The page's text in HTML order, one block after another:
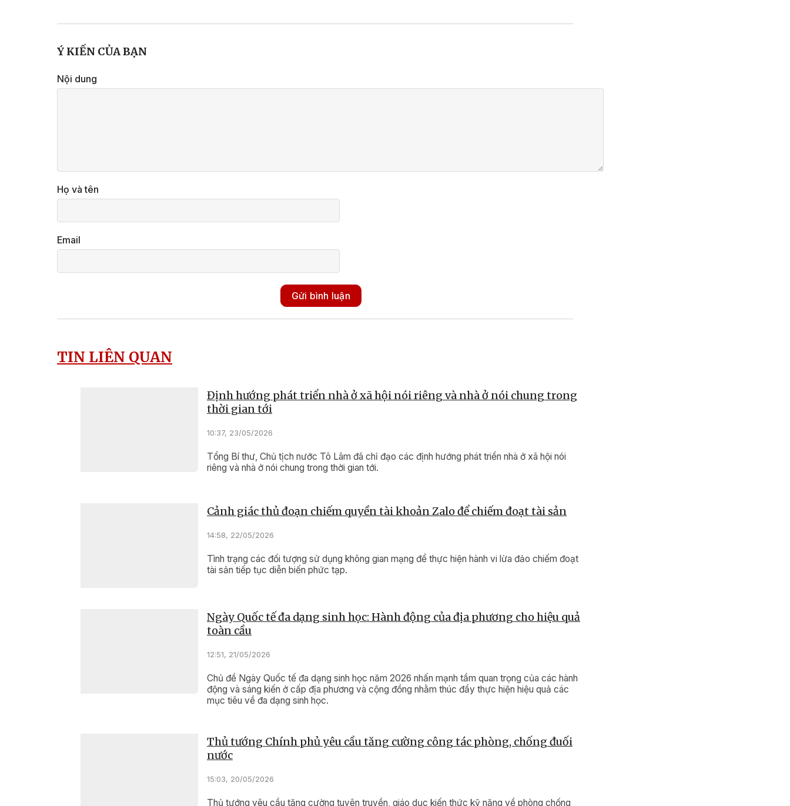
Ý KIẾN CỦA BẠN
Nội dung
Họ và tên
Email
Gửi bình luận
TIN LIÊN QUAN
Định hướng phát triển nhà ở xã hội nói riêng và nhà ở nói chung trong
thời gian tới
10:37, 23/05/2026
Tổng Bí thư, Chủ tịch nước Tô Lâm đã chỉ đạo các định hướng phát triển nhà ở xã hội nói
riêng và nhà ở nói chung trong thời gian tới.
Cảnh giác thủ đoạn chiếm quyền tài khoản Zalo để chiếm đoạt tài sản
14:58, 22/05/2026
Tình trạng các đối tượng sử dụng không gian mạng để thực hiện hành vi lừa đảo chiếm đoạt
tài sản tiếp tục diễn biến phức tạp.
Ngày Quốc tế đa dạng sinh học: Hành động của địa phương cho hiệu quả
toàn cầu
12:51, 21/05/2026
Chủ đề Ngày Quốc tế đa dạng sinh học năm 2026 nhấn mạnh tầm quan trọng của các hành
động và sáng kiến ở cấp địa phương và cộng đồng nhằm thúc đẩy thực hiện hiệu quả các
mục tiêu về đa dạng sinh học.
Thủ tướng Chính phủ yêu cầu tăng cường công tác phòng, chống đuối
nước
15:03, 20/05/2026
Thủ tướng yêu cầu tăng cường tuyên truyền, giáo dục kiến thức kỹ năng về phòng chống